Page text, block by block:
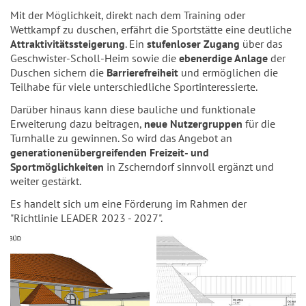
Mit der Möglichkeit, direkt nach dem Training oder
Wettkampf zu duschen, erfährt die Sportstätte eine deutliche
Attraktivitätssteigerung. Ein stufenloser Zugang über das
Geschwister-Scholl-Heim sowie die ebenerdige Anlage der
Duschen sichern die Barrierefreiheit und ermöglichen die
Teilhabe für viele unterschiedliche Sportinteressierte.
Darüber hinaus kann diese bauliche und funktionale
Erweiterung dazu beitragen, neue Nutzergruppen für die
Turnhalle zu gewinnen. So wird das Angebot an
generationenübergreifenden Freizeit- und
Sportmöglichkeiten in Zscherndorf sinnvoll ergänzt und
weiter gestärkt.
Es handelt sich um eine Förderung im Rahmen der
"Richtlinie LEADER 2023 - 2027".